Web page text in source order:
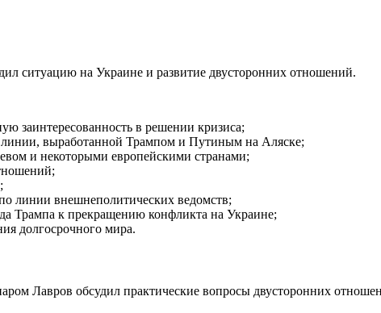
ситуацию на Украине и развитие двусторонних отношений.
заинтересованность в решении кризиса;
выработанной Трампом и Путиным на Аляске;
и некоторыми европейскими странами;
линии внешнеполитических ведомств;
Трампа к прекращению конфликта на Украине;
долгосрочного мира.
Лавров обсудил практические вопросы двусторонних